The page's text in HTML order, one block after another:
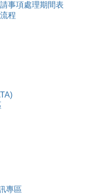
事項處理期間表
程
專區